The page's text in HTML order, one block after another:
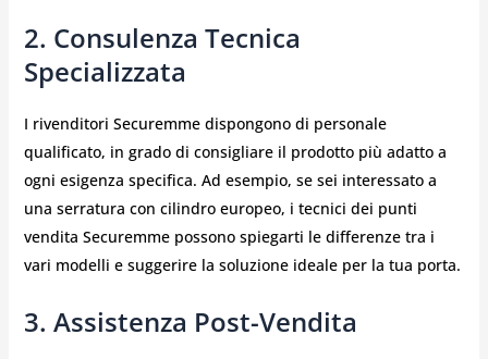
2. Consulenza Tecnica
Specializzata
I rivenditori Securemme dispongono di personale
qualificato, in grado di consigliare il prodotto più adatto a
ogni esigenza specifica. Ad esempio, se sei interessato a
una serratura con cilindro europeo, i tecnici dei punti
vendita Securemme possono spiegarti le differenze tra i
vari modelli e suggerire la soluzione ideale per la tua porta.
3. Assistenza Post-Vendita